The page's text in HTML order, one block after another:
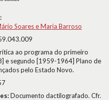
Soares e Maria Barroso
ao programa do primeiro
e segundo [1959-1964] Plano de
pelo Estado Novo.
Documento dactilografado. Cfr.